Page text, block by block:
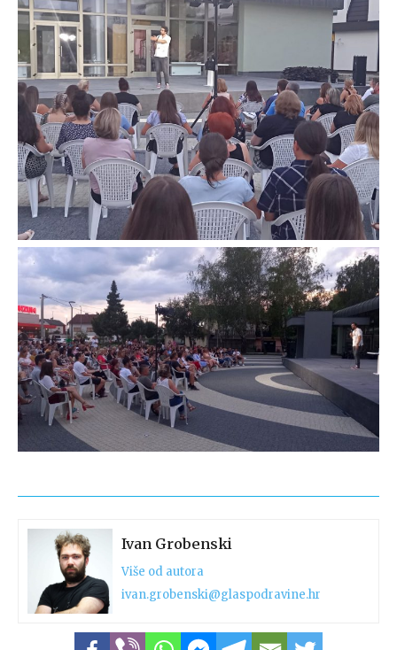
Ivan Grobenski
Više od autora
ivan.grobenski@glaspodravine.hr